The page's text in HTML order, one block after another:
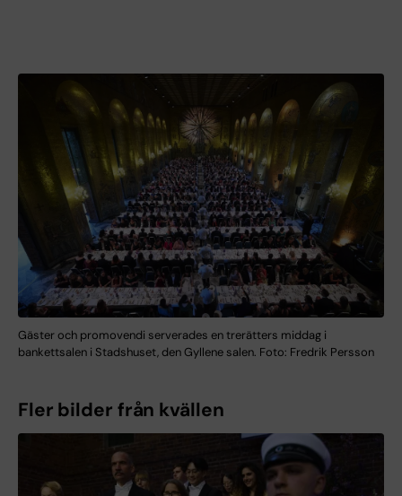
Gäster och promovendi serverades en trerätters middag i
bankettsalen i Stadshuset, den Gyllene salen. Foto: Fredrik Persson
Fler bilder från kvällen